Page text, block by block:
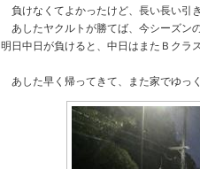
負けなくてよかったけど、長い長い引き
あしたヤクルトが勝てば、今シーズン
明日中日が負けると、中日はまたＢクラ
あした早く帰ってきて、また家でゆっ